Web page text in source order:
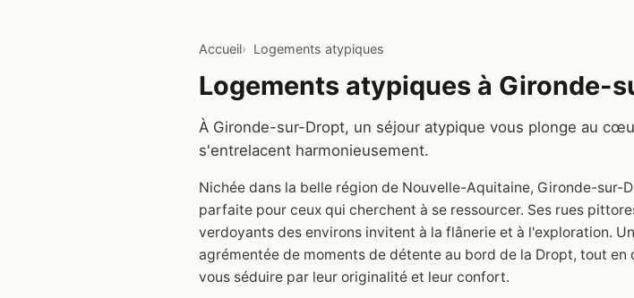
Accueil Logements atypiques
Logements atypiques à Gironde-
À Gironde-sur-Dropt, un séjour atypique vous plonge au
s'entrelacent harmonieusement.
Nichée dans la belle région de Nouvelle-Aquitaine, Gironde-
parfaite pour ceux qui cherchent à se ressourcer. Ses rues
verdoyants des environs invitent à la flânerie et à l'exploration.
agrémentée de moments de détente au bord de la Dropt, tout
vous séduire par leur originalité et leur confort.